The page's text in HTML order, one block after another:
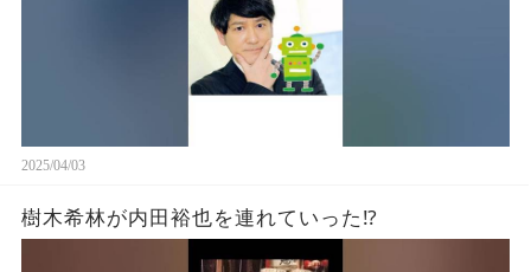
2025/04/03
樹木希林が内田裕也を連れていった⁉︎